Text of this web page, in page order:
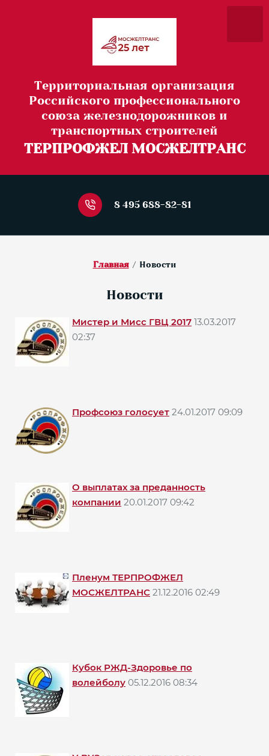
Территориальная организация
Российского профессионального
союза железнодорожников и
транспортных строителей
ТЕРПРОФЖЕЛ МОСЖЕЛТРАНС
8 495 688-82-81
Главная / Новости
Новости
Мистер и Мисс ГВЦ 2017 13.03.2017
02:37
Профсоюз голосует 24.01.2017 09:09
О выплатах за преданность
компании 20.01.2017 09:42
Пленум ТЕРПРОФЖЕЛ
МОСЖЕЛТРАНС 21.12.2016 02:49
Кубок РЖД-Здоровье по
волейболу 05.12.2016 08:34